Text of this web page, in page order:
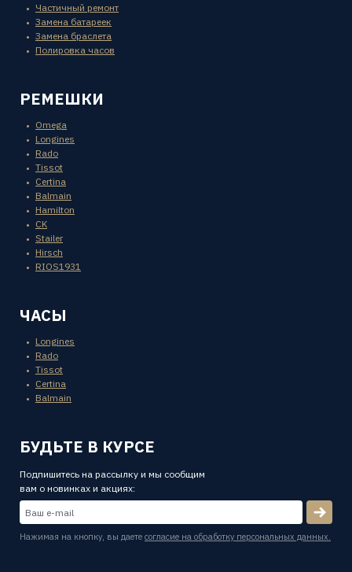
Частичный ремонт
Замена батареек
Замена браслета
Полировка часов
РЕМЕШКИ
Omega
Longines
Rado
Tissot
Certina
Balmain
Hamilton
CK
Stailer
Hirsch
RIOS1931
ЧАСЫ
Longines
Rado
Tissot
Certina
Balmain
БУДЬТЕ В КУРСЕ
Подпишитесь на рассылку и мы сообщим
вам о новинках и акциях:
Нажимая на кнопку, вы даете согласие на обработку персональных данных.